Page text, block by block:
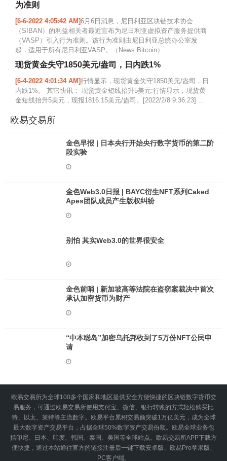
为准则
[6-6-2022 4:05:42 AM]6月6日消息，尼日利亚区块链技术协会
（SIBAN）的利益相关者最近宣布为尼日利亚虚拟资产服务提供商
（VASP）引入行为准则。该行为准则由尼日利亚总统办公室发
起，适用于所有尼日利亚VASP。（News Bitcoin）...
现货黄金失守1850美元/盎司，日内跌1%
[6-4-2022 4:01:34 AM]行情显示，现货黄金失守1850美元/盎司，日
内跌1%。 其它快讯： 现货黄金短线抬升5美元:行情显示，现货黄
金短线抬升5美元，现报1816.15美元/盎司。[2022/2/8 9:36:23] ...
欧易交易所
金色早报 | 日本央行开始央行数字货币的第二阶
段实验
金色Web3.0日报 | BAYC衍生NFT系列Caked
Apes团队成员产生版权纠纷
别怕 其实Web3.0的世界很安全
金色前哨 | 新加坡高等法院在盗窃案裁决中首次
承认加密货币为财产
“中本聪岛”加密乌托邦收到了5万份NFT公民申
请
欧易交易所为全球100多个国家和地区提供安全方便快捷的区块链数字货币交
易服务，可通过欧易交易所使用支付宝、微信、银行转账的方式轻松购买比
特、以太、莱特等主流数字。欧易平台累积交易额突破1万亿美元，成为全球
最大数字资产交易平台，占据全球50%数字资产交易份额。欧易全球业务包
括印尼、日本、印度、韩国、泰国、美国等全球站点。欧易交易所APP下载方
便快捷，通过本站通往官方的链接注册后一键下载安卓版、欧易Pro苹果版、
PC客户端。